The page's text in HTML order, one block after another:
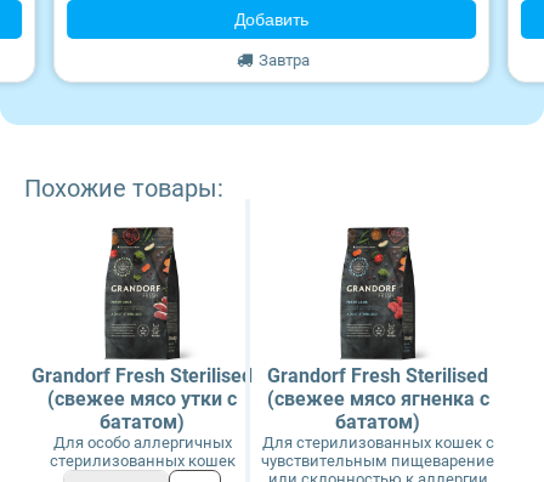
Добавить
Завтра
Похожие товары:
Grandorf Fresh Sterilised
(свежее мясо утки с
бататом)
Для особо аллергичных
стерилизованных кошек
Grandorf Fresh Sterilised
(свежее мясо ягненка с
бататом)
Для стерилизованных кошек с
чувствительным пищеварение